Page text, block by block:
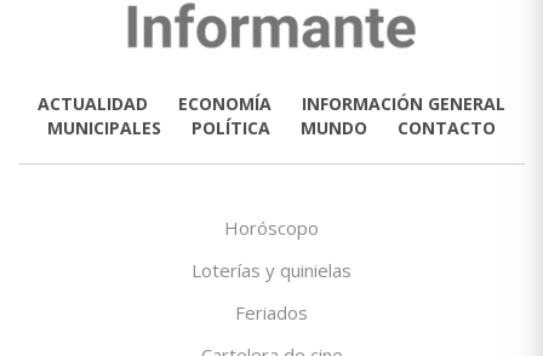
ACTUALIDAD ECONOMÍA
INFORMACIÓN GENERAL
MUNICIPALES
POLÍTICA MUNDO CONTACTO
Horóscopo
Loterías y quinielas
Feriados